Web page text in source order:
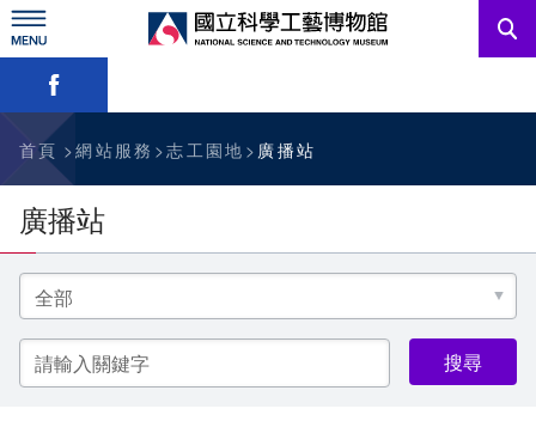
跳
到
主
要
訊息公告
參觀資訊
教育資源
網站服務
關於我們
略過字型切換，社群分享工具列
首頁 網站服務 志工園地 廣播站
廣播站
選
擇
分
類
關
鍵
字